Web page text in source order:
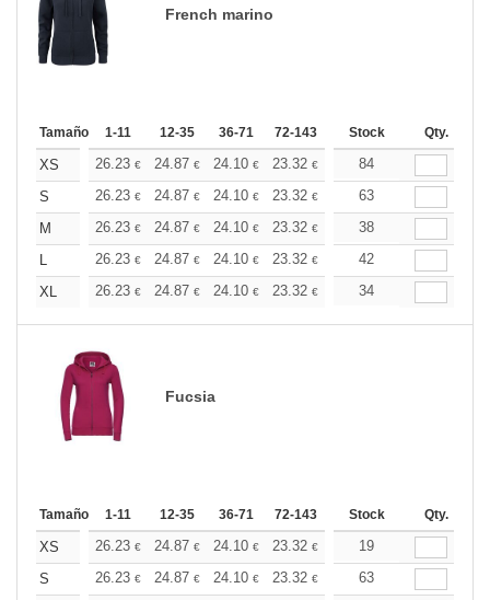
French marino
Tamaño 1-11 12-35 36-71 72-143 144-287 288 +
Stock Qty.
XS 26.23 € 24.87 € 24.10 € 23.32 € 22.15€
84
S
26.23 € 24.87 € 24.10 € 23.32 € 22.15€
63
M
26.23 € 24.87 € 24.10 € 23.32 € 22.15€
38
L
26.23 € 24.87 € 24.10 € 23.32 € 22.15€
42
XL
26.23 € 24.87 € 24.10 € 23.32 € 22.15€
34
Fucsia
Tamaño 1-11 12-35 36-71 72-143 144-287 288 +
Stock Qty.
XS 26.23 € 24.87 € 24.10 € 23.32 € 22.15€
19
S
26.23 € 24.87 € 24.10 € 23.32 € 22.15€
63